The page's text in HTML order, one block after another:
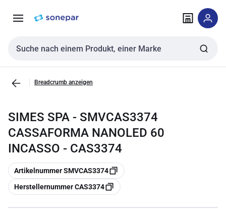
NavigationInhalt
Sucheingabe
Breadcrumb anzeigen
SIMES SPA - SMVCAS3374
CASSAFORMA NANOLED 60
INCASSO - CAS3374
Kopieren
Artikelnummer SMVCAS3374
Kopieren
Herstellernummer CAS3374